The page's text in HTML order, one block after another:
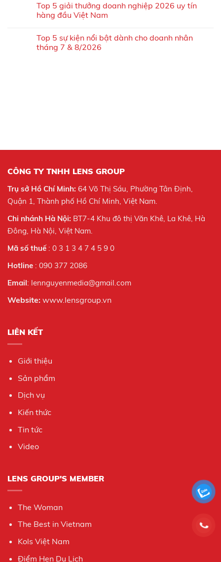
Top 5 giải thưởng doanh nghiệp 2026 uy tín
hàng đầu Việt Nam
Top 5 sự kiện nổi bật dành cho doanh nhân
tháng 7 & 8/2026
CÔNG TY TNHH LENS GROUP
Trụ sở Hồ Chí Minh: 64 Võ Thị Sáu, Phường Tân Định,
Quận 1, Thành phố Hồ Chí Minh, Việt Nam.
Chi nhánh Hà Nội: BT7-4 Khu đô thị Văn Khê, La Khê, Hà
Đông, Hà Nội, Việt Nam.
Mã số thuế : 0 3 1 3 4 7 4 5 9 0
Hotline : 090 377 2086
Email: lennguyenmedia@gmail.com
Website: www.lensgroup.vn
LIÊN KẾT
Giới thiệu
Sản phẩm
Dịch vụ
Kiến thức
Tin tức
Video
LENS GROUP'S MEMBER
The Woman
The Best in Vietnam
Kols Việt Nam
Điểm Hẹn Du Lịch